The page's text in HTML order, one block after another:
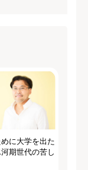
めに大学を出た
期世代の苦し